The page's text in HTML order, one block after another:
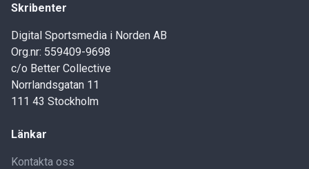
Skribenter
Digital Sportsmedia i Norden AB
Org.nr: 559409-9698
c/o Better Collective
Norrlandsgatan 11
111 43 Stockholm
Länkar
Kontakta oss